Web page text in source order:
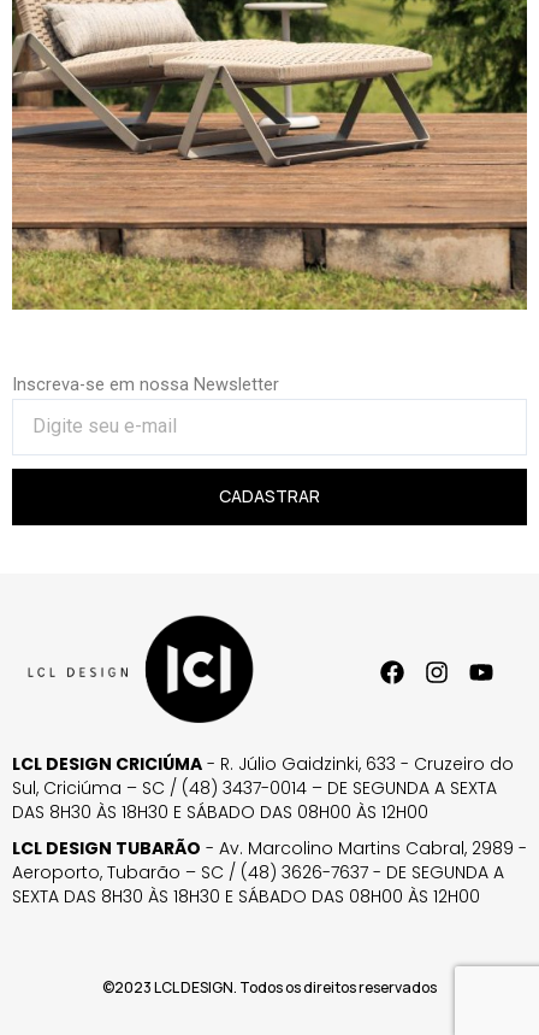
Inscreva-se em nossa Newsletter
CADASTRAR
LCL DESIGN CRICIÚMA - R. Júlio Gaidzinki, 633 - Cruzeiro do
Sul, Criciúma – SC / (48) 3437-0014 – DE SEGUNDA A SEXTA
DAS 8H30 ÀS 18H30 E SÁBADO DAS 08H00 ÀS 12H00
LCL DESIGN TUBARÃO - Av. Marcolino Martins Cabral, 2989 -
Aeroporto, Tubarão – SC / (48) 3626-7637 - DE SEGUNDA A
SEXTA DAS 8H30 ÀS 18H30 E SÁBADO DAS 08H00 ÀS 12H00
©2023 LCL DESIGN. Todos os direitos reservados